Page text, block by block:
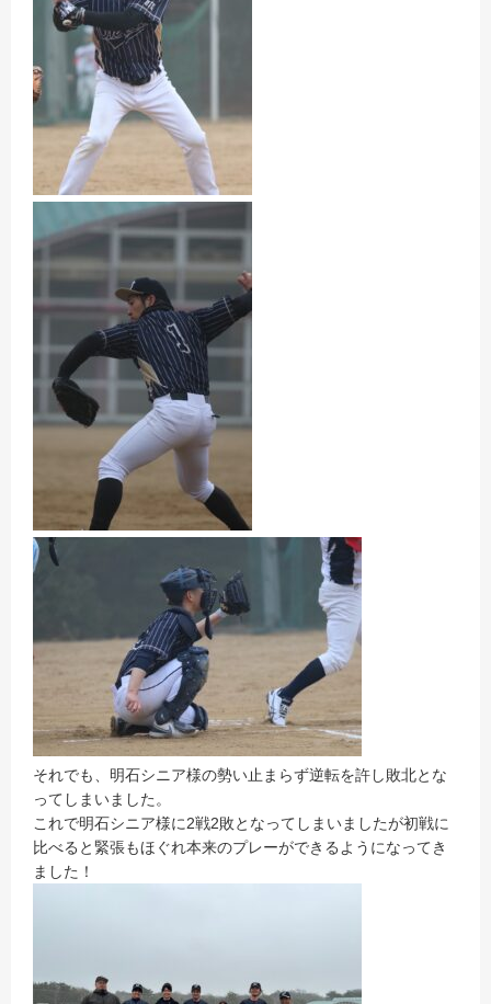
それでも、明石シニア様の勢い止まらず逆転を許し敗北とな
ってしまいました。
これで明石シニア様に2戦2敗となってしまいましたが初戦に
比べると緊張もほぐれ本来のプレーができるようになってき
ました！